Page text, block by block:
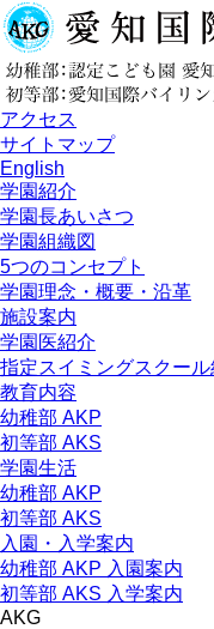
アクセス
サイトマップ
English
学園紹介
学園長あいさつ
学園組織図
5つのコンセプト
学園理念・概要・沿革
施設案内
学園医紹介
指定スイミングスクール
教育内容
幼稚部 AKP
初等部 AKS
学園生活
幼稚部 AKP
初等部 AKS
入園・入学案内
幼稚部 AKP 入園案内
初等部 AKS 入学案内
AKG